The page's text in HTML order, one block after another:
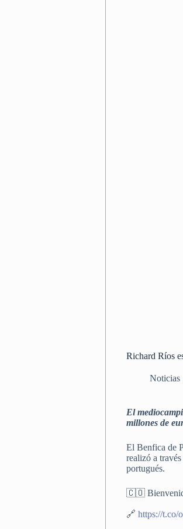
Richard Ríos
Noticias
El
millones de
El Benfica de
realizó a
portugués.
🇨🇴
🔗https://